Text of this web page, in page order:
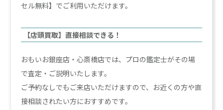
セル無料】でご利用いただけます。
【店頭買取】直接相談できる！
おもいお銀座店・心斎橋店では、プロの鑑定士がその場
で査定・ご説明いたします。
ご予約なしでもご来店いただけますので、お近くの方や直
接相談されたい方におすすめです。